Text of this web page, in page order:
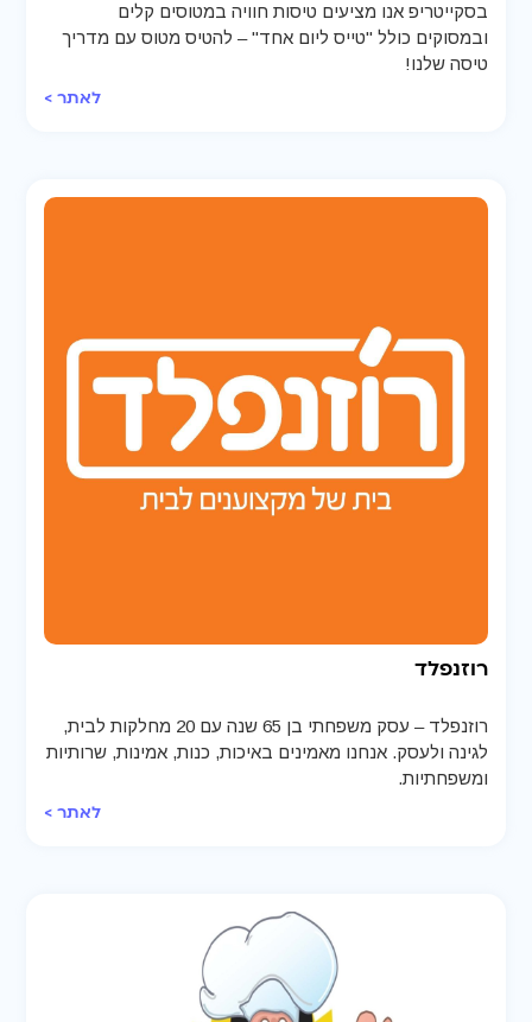
בסקייטריפ אנו מציעים טיסות חוויה במטוסים קלים
ובמסוקים כולל "טייס ליום אחד" – להטיס מטוס עם מדריך
טיסה שלנו!
לאתר >
רוזנפלד
רוזנפלד – עסק משפחתי בן 65 שנה עם 20 מחלקות לבית,
לגינה ולעסק. אנחנו מאמינים באיכות, כנות, אמינות, שרותיות
ומשפחתיות.
לאתר >